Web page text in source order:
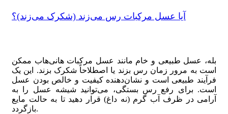
آیا عسل مرکبات رس می‌زند (شکرک می‌زند)؟
بله، عسل طبیعی و خام مانند عسل مرکبات هانی‌هاب ممکن
است به مرور زمان رس بزند یا اصطلاحاً شکرک بزند. این یک
فرآیند طبیعی است و نشان‌دهنده کیفیت و خالص بودن عسل
است. برای رفع رس بستگی، می‌توانید شیشه عسل را به
آرامی در ظرف آب گرم (نه داغ) قرار دهید تا به حالت مایع
بازگردد.